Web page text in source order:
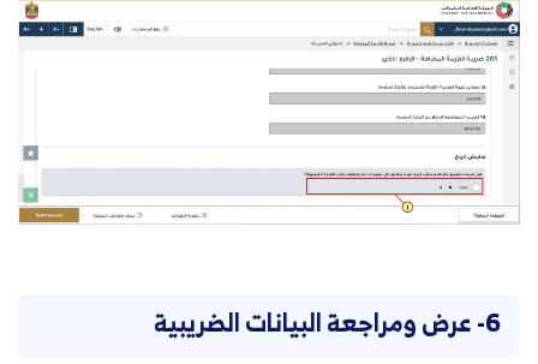
6- عرض ومراجعة البيانات الضريبية